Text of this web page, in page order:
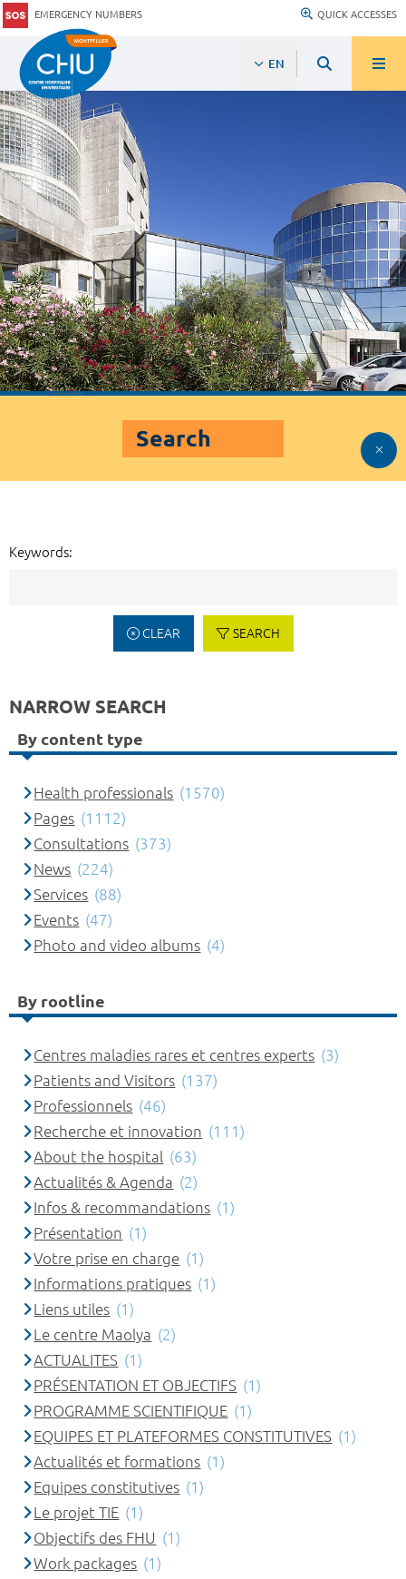
EMERGENCY NUMBERS QUICK ACCESSES
EN
Search
Keywords:
CLEAR SEARCH
NARROW SEARCH
By content type
Health professionals (1570)
Pages (1112)
Consultations (373)
News (224)
Services (88)
Events (47)
Photo and video albums (4)
By rootline
Centres maladies rares et centres experts (3)
Patients and Visitors (137)
Professionnels (46)
Recherche et innovation (111)
About the hospital (63)
Actualités & Agenda (2)
Infos & recommandations (1)
Présentation (1)
Votre prise en charge (1)
Informations pratiques (1)
Liens utiles (1)
Le centre Maolya (2)
ACTUALITES (1)
PRÉSENTATION ET OBJECTIFS (1)
PROGRAMME SCIENTIFIQUE (1)
EQUIPES ET PLATEFORMES CONSTITUTIVES (1)
Actualités et formations (1)
Equipes constitutives (1)
Le projet TIE (1)
Objectifs des FHU (1)
Work packages (1)